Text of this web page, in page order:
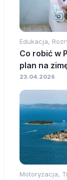
Edukacja,
Co robić w
plan na
23.04.2026
Motoryzacja,